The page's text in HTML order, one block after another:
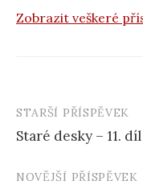
Zobrazit veškeré
Navigace
příspěvku
STARŠÍ PŘÍSPĚVEK
Staré desky – 11. díl
NOVĚJŠÍ PŘÍSPĚVEK